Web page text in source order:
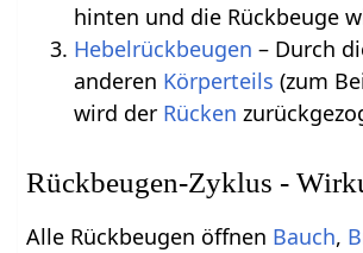
hinten und die Rückbeuge
Hebelrückbeugen – Durch
anderen Körperteils (zum
wird der Rücken
Rückbeugen-Zyklus -
Alle Rückbeugen öffnen Bauch,